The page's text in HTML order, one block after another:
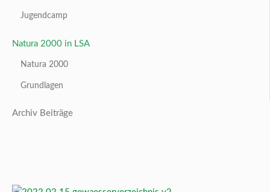
Jugendcamp
Natura 2000 in LSA
Natura 2000
Grundlagen
Archiv Beiträge